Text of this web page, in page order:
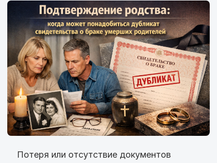
Потеря или отсутствие документов